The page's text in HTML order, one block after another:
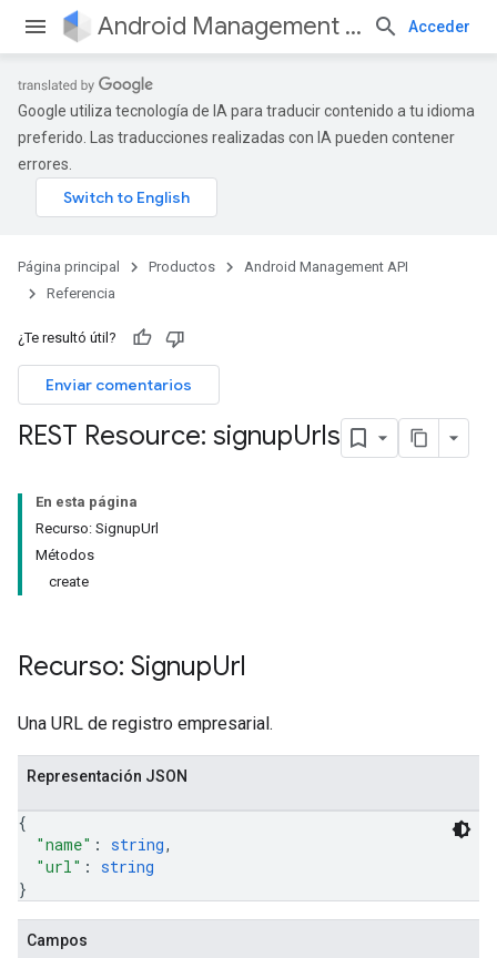
Android Management API Acceder
Google utiliza tecnología de IA para traducir contenido a tu idioma
preferido. Las traducciones realizadas con IA pueden contener
errores.
Página principal Productos
Android Management API
Referencia
¿Te resultó útil?
Enviar comentarios
REST Resource: signupUrls
En esta página
Recurso: SignupUrl
Métodos
create
Recurso: SignupUrl
Una URL de registro empresarial.
Representación JSON
{
"name" : string,
"url" : string
}
Campos